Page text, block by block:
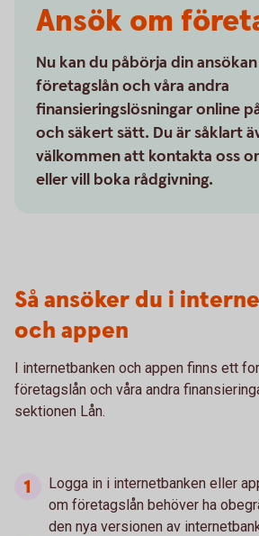
Ansök om
Nu kan du påbörja din
företagslån och våra andra
finansieringslösningar online
och säkert sätt. Du är såklart
välkommen att kontakta oss
eller vill boka rådgivning.
Så ansöker du i
och appen
I internetbanken och appen finns ett
företagslån och våra andra
sektionen Lån.
Logga in i internetbanken eller
om företagslån behöver ha
den nya versionen av